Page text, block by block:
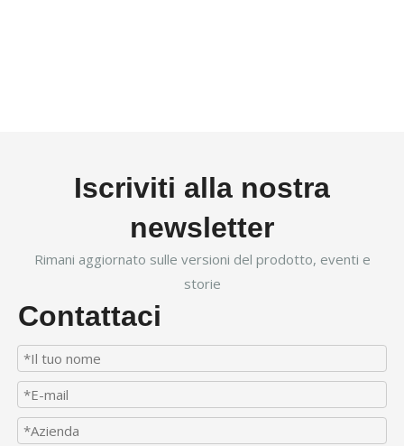
Iscriviti alla nostra
newsletter
Rimani aggiornato sulle versioni del prodotto, eventi e
storie
Contattaci